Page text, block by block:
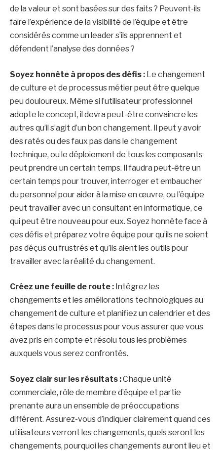
de la valeur et sont basées sur des faits ? Peuvent-ils
faire l’expérience de la visibilité de l’équipe et être
considérés comme un leader s’ils apprennent et
défendent l’analyse des données ?
Soyez honnête à propos des défis : Le changement
de culture et de processus métier peut être quelque
peu douloureux. Même si l’utilisateur professionnel
adopte le concept, il devra peut-être convaincre les
autres qu’il s’agit d’un bon changement. Il peut y avoir
des ratés ou des faux pas dans le changement
technique, ou le déploiement de tous les composants
peut prendre un certain temps. Il faudra peut-être un
certain temps pour trouver, interroger et embaucher
du personnel pour aider à la mise en œuvre, ou l’équipe
peut travailler avec un consultant en informatique, ce
qui peut être nouveau pour eux. Soyez honnête face à
ces défis et préparez votre équipe pour qu’ils ne soient
pas déçus ou frustrés et qu’ils aient les outils pour
travailler avec la réalité du changement.
Créez une feuille de route : Intégrez les
changements et les améliorations technologiques au
changement de culture et planifiez un calendrier et des
étapes dans le processus pour vous assurer que vous
avez pris en compte et résolu tous les problèmes
auxquels vous serez confrontés.
Soyez clair sur les résultats :Chaque unité
commerciale, rôle de membre d’équipe et partie
prenante aura un ensemble de préoccupations
différent. Assurez-vous d’indiquer clairement quand ces
utilisateurs verront les changements, quels seront les
changements, pourquoi les changements auront lieu et